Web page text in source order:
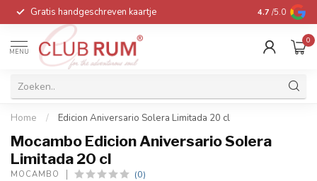
Gratis handgeschreven kaartje Voor 16:00
4.7 /5.0
MENU
0
Home / Edicion Aniversario Solera Limitada 20 cl
Mocambo Edicion Aniversario Solera
Limitada 20 cl
MOCAMBO (0)